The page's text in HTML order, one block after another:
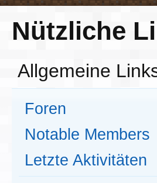
Nützliche
Allgemeine
Foren
Notable Members
Letzte Aktivitäten